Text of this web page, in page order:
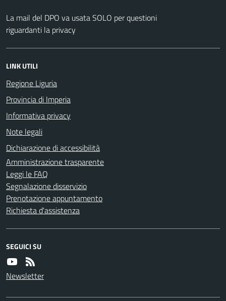
La mail del DPO va usata SOLO per questioni
riguardanti la privacy
LINK UTILI
Regione Liguria
Provincia di Imperia
Informativa privacy
Note legali
Dichiarazione di accessibilità
Amministrazione trasparente
Leggi le FAQ
Segnalazione disservizio
Prenotazione appuntamento
Richiesta d'assistenza
SEGUICI SU
Newsletter